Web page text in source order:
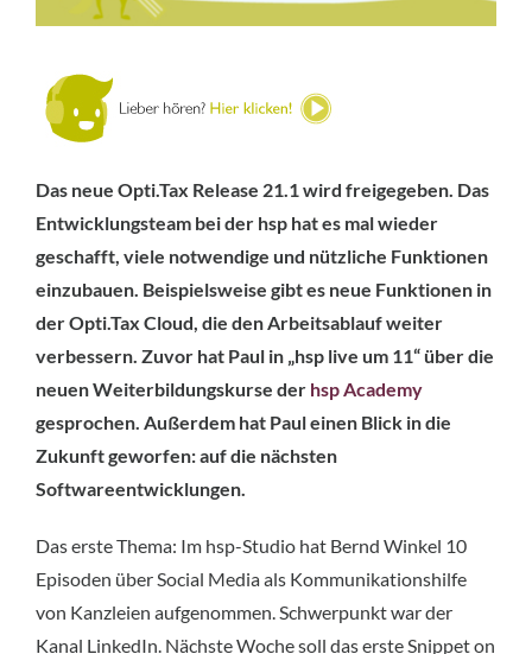
Das neue Opti.Tax Release 21.1 wird freigegeben. Das
Entwicklungsteam bei der hsp hat es mal wieder
geschafft, viele notwendige und nützliche Funktionen
einzubauen. Beispielsweise gibt es neue Funktionen in
der Opti.Tax Cloud, die den Arbeitsablauf weiter
verbessern. Zuvor hat Paul in „hsp live um 11“ über die
neuen Weiterbildungskurse der hsp Academy
gesprochen. Außerdem hat Paul einen Blick in die
Zukunft geworfen: auf die nächsten
Softwareentwicklungen.
Das erste Thema: Im hsp-Studio hat Bernd Winkel 10
Episoden über Social Media als Kommunikationshilfe
von Kanzleien aufgenommen. Schwerpunkt war der
Kanal LinkedIn. Nächste Woche soll das erste Snippet on